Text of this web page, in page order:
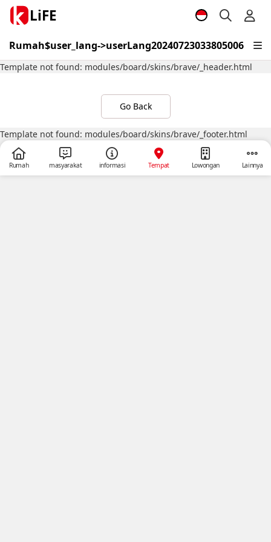
LiFE
Rumah$user_lang->userLang20240723033805006
Template not found: modules/board/skins/brave/_header.html
Go Back
Template not found: modules/board/skins/brave/_footer.html
Rumah masyarakat informasi Tempat Lowongan Lainnya